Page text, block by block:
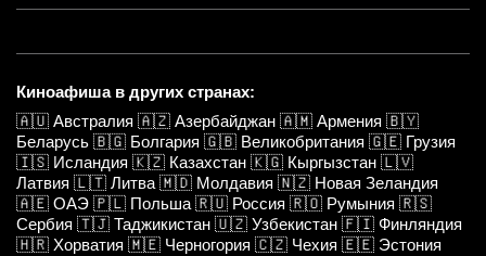
Киноафиша в других странах:
🇦🇺 Австралия 🇦🇿 Азербайджан 🇦🇲 Армения 🇧🇾
Беларусь 🇧🇬 Болгария 🇬🇧 Великобритания 🇬🇪 Грузия
🇮🇸 Исландия 🇰🇿 Казахстан 🇰🇬 Кыргызстан 🇱🇻
Латвия 🇱🇹 Литва 🇲🇩 Молдавия 🇳🇿 Новая Зеландия
🇦🇪 ОАЭ 🇵🇱 Польша 🇷🇺 Россия 🇷🇴 Румыния 🇷🇸
Сербия 🇹🇯 Таджикистан 🇺🇿 Узбекистан 🇫🇮 Финляндия
🇭🇷 Хорватия 🇲🇪 Черногория 🇨🇿 Чехия 🇪🇪 Эстония